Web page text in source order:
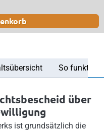
So
über
ist grundsätzlich die